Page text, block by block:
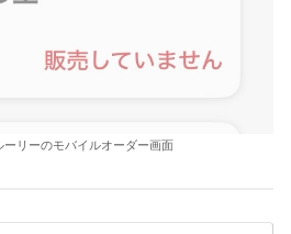
リーのモバイルオーダー画面